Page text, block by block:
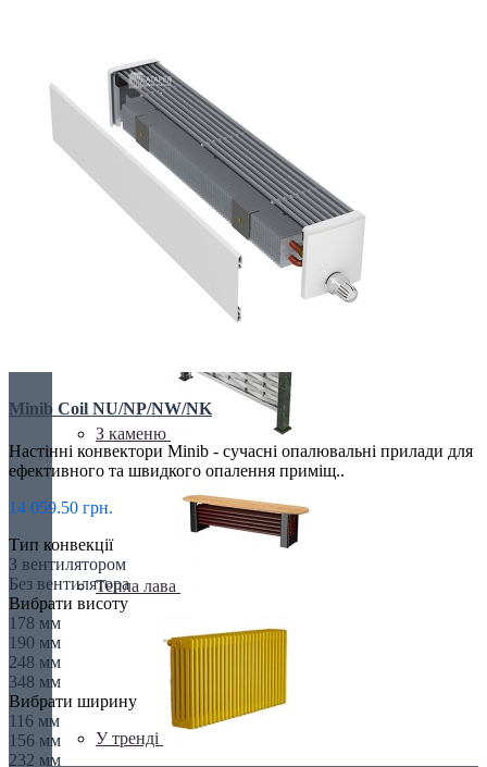
З деревом
З каменю
Тепла лава
У тренді
Minib Coil NU/NP/NW/NK
Настінні конвектори Minib - сучасні опалювальні прилади для
ефективного та швидкого опалення приміщ..
14 059.50 грн.
Тип конвекції
З вентилятором
Без вентилятора
Вибрати висоту
178 мм
190 мм
248 мм
348 мм
Вибрати ширину
116 мм
156 мм
232 мм